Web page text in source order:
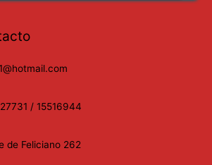
/ 15516944
de Feliciano 262